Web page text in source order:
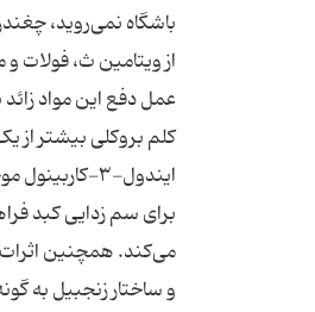
باشگاه نمی‌روید،
از ویتامین ث، فولات
عمل دفع این مواد
کلم بروکلی بیشتر از
ایندول-۳-
برای سم زدایی کبد
می‌کند. همچنین اثرات
و ساختار زنجبیل به